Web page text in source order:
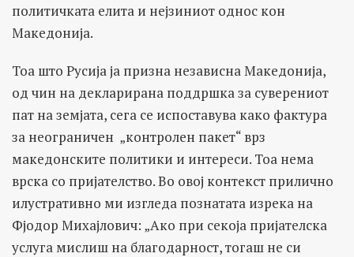
политичката елита и нејзиниот однос кон
Македонија.
Тоа што Русија ја призна независна Македонија,
од чин на декларирана поддршка за суверениот
пат на земјата, сега се испоставува како фактура
за неограничен „контролен пакет“ врз
македонските политики и интереси. Тоа нема
врска со пријателство. Во овој контекст прилично
илустративно ми изгледа познатата изрека на
Фјодор Михајлович: „Aко при секоја пријателска
услуга мислиш нa благодарност, тогаш не си